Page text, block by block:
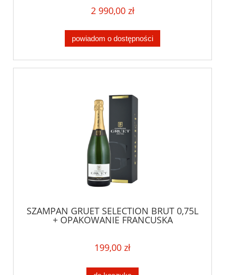
2 990,00 zł
powiadom o dostępności
SZAMPAN GRUET SELECTION BRUT 0,75L
+ OPAKOWANIE FRANCUSKA
199,00 zł